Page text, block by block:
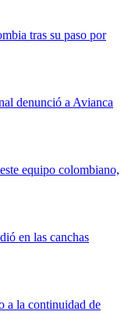
tras su paso por
denunció a Avianca
equipo colombiano,
en las canchas
a la continuidad de